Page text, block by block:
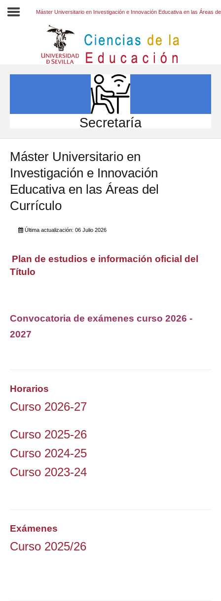
INVESTIGACIÓN
INTERNACIONAL
Directorio FCCE
Máster Universitario en Investigación e Innovación Educativa en las Áreas
Secretaría
Máster Universitario en
Investigación e Innovación
Educativa en las Áreas del
Currículo
Última actualización: 06 Julio 2026
Plan de estudios e información oficial del
Título
Convocatoria de exámenes curso 2026 -
2027
Horarios
Curso 2026-27
Curso 2025-26
Curso 2024-25
Curso 2023-24
Exámenes
Curso 2025/26